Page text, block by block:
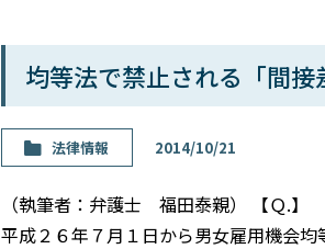
均等法で禁止される「間
法律情報 2014/10/21
（執筆者：弁護士 福田泰親） 【Ｑ.】
平成２６年７月１日から男女雇用機会